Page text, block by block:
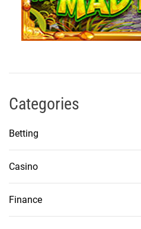
Categories
Betting
Casino
Finance